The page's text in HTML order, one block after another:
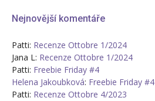
Nejnovější komentáře
Patti: Recenze Ottobre 1/2024
Jana L: Recenze Ottobre 1/2024
Patti: Freebie Friday #4
Helena Jakoubková: Freebie Friday #4
Patti: Recenze Ottobre 4/2023